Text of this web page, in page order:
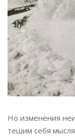
Но изменения
тешим себя